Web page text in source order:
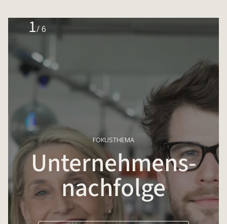
1/ 6
FOKUSTHEMA
Unternehmens-
nachfolge